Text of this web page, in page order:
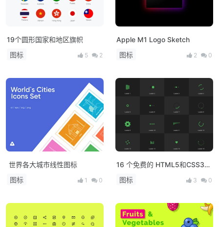
19个圆形国家和地区旗帜
图标
5 2
Apple M1 Logo Sketch
图标
2 0
世界各大城市线性图标
图标
1 0
16 个免费的 HTML5和CSS3
SVG加载图标
图标 3 0